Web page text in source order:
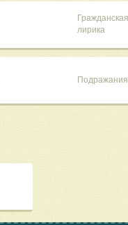
Гражданская
лирика
Подражания